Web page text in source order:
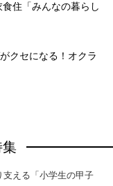
住「みんなの暮らし
クセになる！オクラ
支える「小学生の甲子